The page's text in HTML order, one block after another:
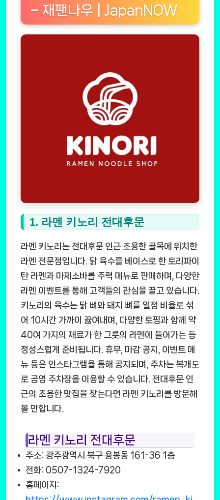
– 재팬나우 | JapanNOW
1. 라멘 키노리 전대후문
라멘 키노리는 전대후문 인근 조용한 골목에 위치한
라멘 전문점입니다. 닭 육수를 베이스로 한 토리파이
탄 라멘과 마제소바를 주력 메뉴로 판매하며, 다양한
라멘 이벤트를 통해 고객들의 관심을 끌고 있습니다.
키노리의 육수는 닭 뼈와 돼지 뼈를 일정 비율로 섞
어 10시간 가까이 끓여내며, 다양한 토핑과 함께 약
40여 가지의 재료가 한 그릇의 라멘에 들어가는 등
정성스럽게 준비됩니다. 휴무, 마감 공지, 이벤트 메
뉴 등은 인스타그램을 통해 공지되며, 주차는 복개도
로 공영 주차장을 이용할 수 있습니다. 전대후문 인
근의 조용한 맛집을 찾는다면 라멘 키노리를 방문해
볼 만합니다.
라멘 키노리 전대후문
주소: 광주광역시 북구 용봉동 161-36 1층
전화: 0507-1324-7920
홈페이지: